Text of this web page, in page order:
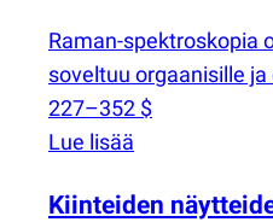
Raman-spektroskopia
soveltuu orgaanisille
227–352 $
Lue lisää
Kiinteiden